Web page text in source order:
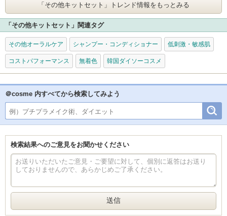
「その他キットセット」 トレンド情報をもっとみる
「その他キットセット」関連タグ
その他オーラルケア シャンプー・コンディショナー 低刺激・敏感肌
コストパフォーマンス 無着色 韓国ダイソーコスメ
＠cosme 内すべてから検索してみよう
検索結果へのご意見をお聞かせください